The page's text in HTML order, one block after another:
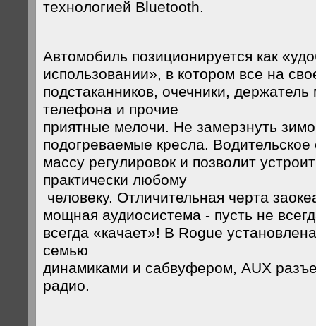
технологией Bluetooth.
Автомобиль позиционируется как
использовании», в котором все на
подстаканников, очечники, держатель
телефона и прочие
приятные мелочи. Не замерзнуть
подогреваемые кресла.
массу регулировок и позволит
практически любому
человеку. Отличительная черта
мощная аудиосистема - пусть не
всегда «качает»! В Rogue
семью
динамиками и сабвуфером, AUX
радио.